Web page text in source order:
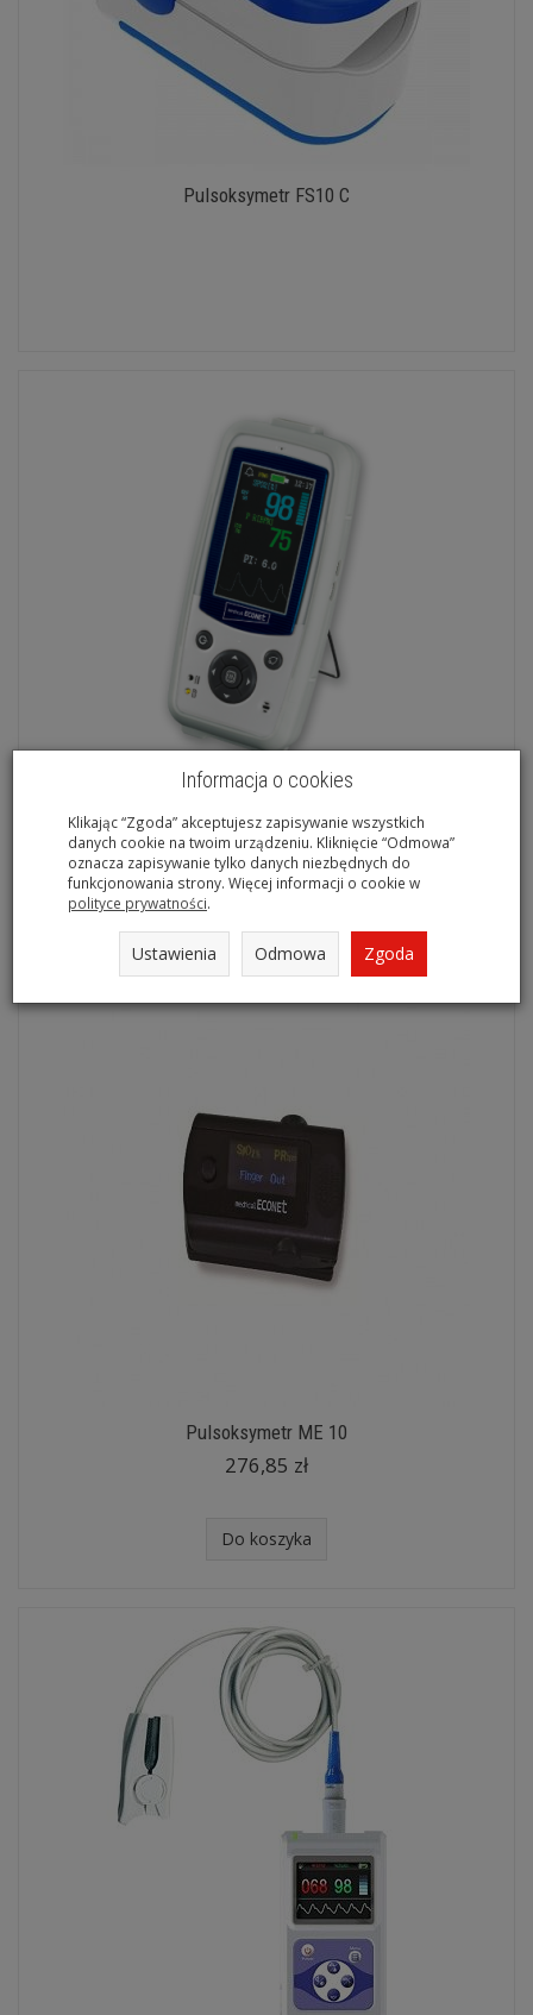
Pulsoksymetr FS10 C
Pulsoksymetr Palm Care PRO
1 397,66 zł
Pulsoksymetr ME 10
276,85 zł
Do koszyka
Informacja o cookies
Klikając “Zgoda” akceptujesz zapisywanie wszystkich
danych cookie na twoim urządzeniu. Kliknięcie “Odmowa”
oznacza zapisywanie tylko danych niezbędnych do
funkcjonowania strony. Więcej informacji o cookie w
polityce prywatności.
Ustawienia Odmowa Zgoda